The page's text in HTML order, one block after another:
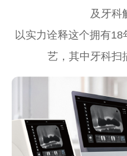
及牙科
以实力诠释这个拥有
艺，其中牙科扫